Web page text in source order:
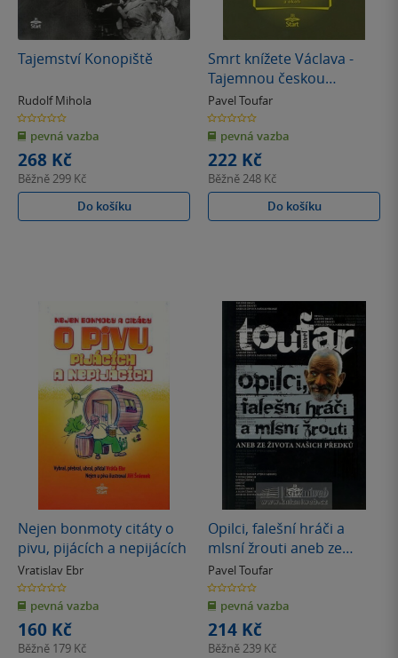
Tajemství Konopiště
Rudolf Mihola
0.0
z
5
hvězdiček
pevná vazba
268 Kč
Běžně299 Kč
Do košíku
Smrt knížete Václava -
Tajemnou českou
krajinou
Pavel Toufar
0.0
z
5
hvězdiček
pevná vazba
222 Kč
Běžně248 Kč
Do košíku
Nejen bonmoty citáty o
pivu, pijácích a nepijácích
Vratislav Ebr
0.0
z
5
hvězdiček
pevná vazba
160 Kč
Běžně 179 Kč
Opilci, falešní hráči a
mlsní žrouti aneb ze
života našich předků
Pavel Toufar
0.0
z
5
hvězdiček
pevná vazba
214 Kč
Běžně239 Kč